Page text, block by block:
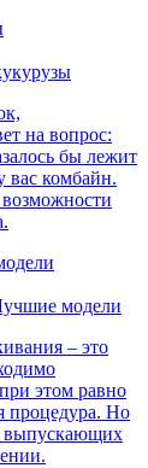
на вопрос:
бы лежит
вас комбайн.
– это
этом равно
процедура. Но
выпускающих